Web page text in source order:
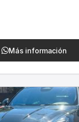
Más información